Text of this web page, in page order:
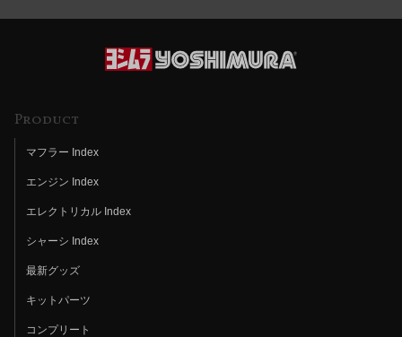
Product
マフラー Index
エンジン Index
エレクトリカル Index
シャーシ Index
最新グッズ
キットパーツ
コンプリート